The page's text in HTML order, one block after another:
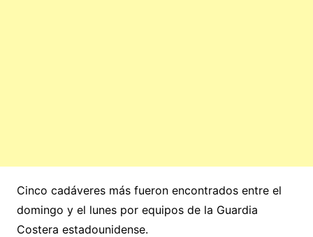
Cinco cadáveres más fueron encontrados entre el
domingo y el lunes por equipos de la Guardia
Costera estadounidense.